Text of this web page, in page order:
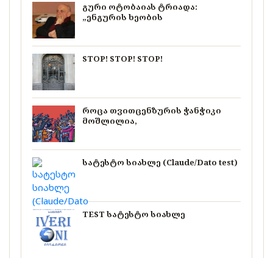
გური ოტობაიას ტრიადა:
„ენგურის ხეობის
STOP! STOP! STOP!
როცა თვითცენზურის ჭანჭიკი
მოშლილია,
სატესტო სიახლე (Claude/Dato test)
TEST სატესტო სიახლე